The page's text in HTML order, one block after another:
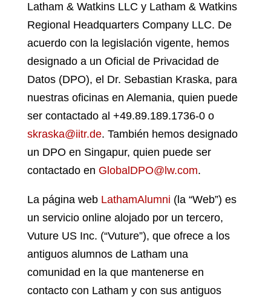
Latham & Watkins LLC y Latham & Watkins
Regional Headquarters Company LLC. De
acuerdo con la legislación vigente, hemos
designado a un Oficial de Privacidad de
Datos (DPO), el Dr. Sebastian Kraska, para
nuestras oficinas en Alemania, quien puede
ser contactado al +49.89.189.1736-0 o
skraska@iitr.de. También hemos designado
un DPO en Singapur, quien puede ser
contactado en GlobalDPO@lw.com.
La página web LathamAlumni (la “Web”) es
un servicio online alojado por un tercero,
Vuture US Inc. (“Vuture”), que ofrece a los
antiguos alumnos de Latham una
comunidad en la que mantenerse en
contacto con Latham y con sus antiguos